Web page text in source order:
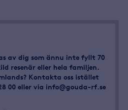
av dig som ännu inte fyllt 70
resenär eller hela familjen.
Kontakta oss istället
00 eller via info@gouda-rf.se